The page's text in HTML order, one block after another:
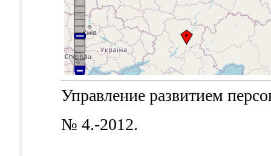
Управление развитием
№ 4.-2012.